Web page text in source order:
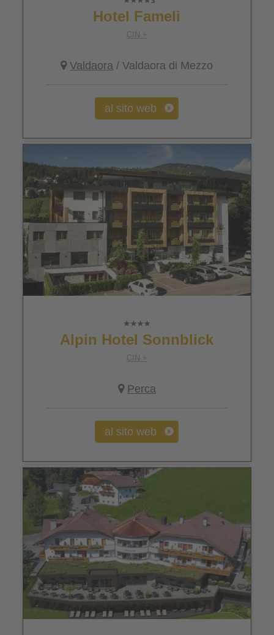
Hotel Fameli
CIN +
Valdaora / Valdaora di Mezzo
al sito web
Alpin Hotel Sonnblick
CIN +
Perca
al sito web